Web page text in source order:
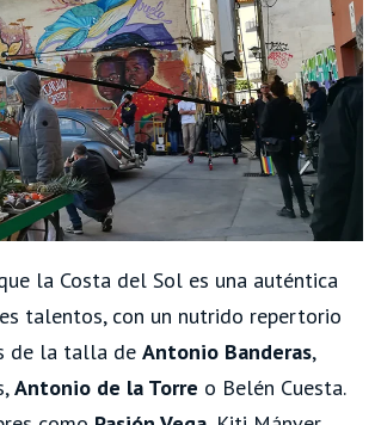
la Costa del Sol es una auténtica
talentos, con un nutrido repertorio
de la talla de Antonio Banderas,
Antonio de la Torre o Belén Cuesta.